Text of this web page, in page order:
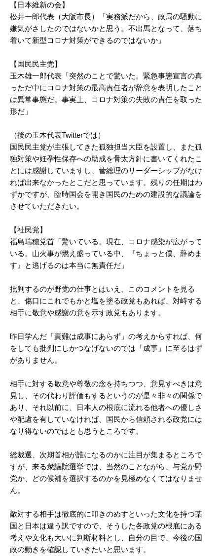
【日本維新の会】
松井一郎代表（大阪市長）「実務派だから、政局の騒動に
嫌気がさしたのではないかと思う。不出馬となって、落ち
着いて新型コロナ対策ができるのではないか」
【国民民主党】
玉木雄一郎代表「突然のことで驚いた。緊急事態宣言の真
っただ中にコロナ対策の最高責任者が辞意を表明したこと
は異常事態だ。事実上、コロナ対策の失敗の責任を取った
形だ」
（後の玉木代表Twitterでは）
国民民主党が主張してきた孤独担当大臣を設置し、また孤
独対策や妊孕性保存への助成を骨太方針に書いてくれたこ
とには感謝していますし、菅総理のリーダーシップがなけ
れば出来なかったとこだと思っています。残りの任期はわ
ずかですが、臨時国会を開き国民のための建設的な議論を
させていただきたい。
【社民党】
福島瑞穂党首「驚いている。現在、コロナ感染が広がって
いる。山火事が燃え盛っている中、『ちょっと僕、辞めま
す』と逃げるのは本当に無責任だ」
批判するのが野党の仕事とはいえ、このコメントを見る
と、傷口にこれでもかと塩を塗る政党もあれば、対峙する
相手に敬意や感謝の意を示す政党もあります。
昨日学んだ「責難は成事にあらず」の考えからすれば、何
をしても批判にしかつなげないのでは「成事」に至るはず
がありません。
相手に対する敬意や尊敬の念を持ちつつ、意見すべきは意
見し、その代わり評価もするというのが是々非々の関係で
あり、それ以前に、日本人の根底に流れる他者への優しさ
や配慮を有していなければ、国民から信頼される政党には
なり得ないのではとも思うところです。
総裁選、次期首相が誰になるのかに注目が集まるところで
すが、来る衆議院選挙では、当然のことながら、与党か野
党か、どの候補を選択するのかを見極めなくてはなりませ
ん。
敵対する相手は徹底的に叩きのめすといった文化を持つ某
国と日本は違う訳ですので、そうした各政党の根底にある
考えや文化も大いに判断材料とし、自分の目で、今後の国
政の動きを確認していきたいと思います。